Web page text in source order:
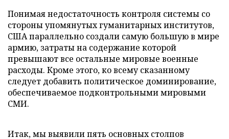
Понимая недостаточность контроля системы со
стороны упомянутых гуманитарных институтов,
США параллельно создали самую большую в мире
армию, затраты на содержание которой
превышают все остальные мировые военные
расходы. Кроме этого, ко всему сказанному
следует добавить политическое доминирование,
обеспечиваемое подконтрольными мировыми
СМИ.
Итак, мы выявили пять основных столпов